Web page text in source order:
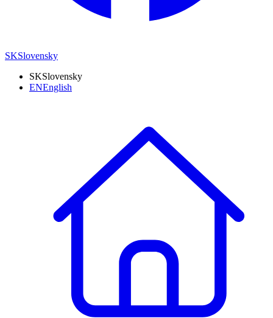
SKSlovensky
SKSlovensky
ENEnglish